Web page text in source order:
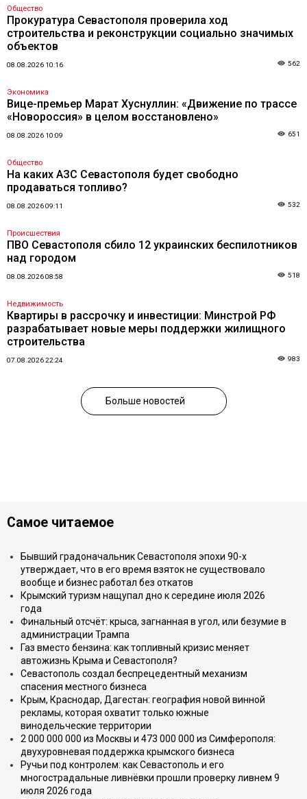
Общество
Прокуратура Севастополя проверила ход
строительства и реконструкции социально значимых
объектов
08.08.2026 10:16 562
Экономика
Вице-премьер Марат Хуснуллин: «Движение по трассе
«Новороссия» в целом восстановлено»
08.08.2026 10:09 651
Общество
На каких АЗС Севастополя будет свободно
продаваться топливо?
08.08.2026 09:11 532
Происшествия
ПВО Севастополя сбило 12 украинских беспилотников
над городом
08.08.2026 08:58 518
Недвижимость
Квартиры в рассрочку и инвестиции: Минстрой РФ
разрабатывает новые меры поддержки жилищного
строительства
07.08.2026 22:24 983
Больше новостей
Самое читаемое
Бывший градоначальник Севастополя эпохи 90-х
утверждает, что в его время взяток не существовало
вообще и бизнес работал без откатов
Крымский туризм нащупал дно к середине июля 2026
года
Финальный отсчёт: крыса, загнанная в угол, или безумие в
администрации Трампа
Газ вместо бензина: как топливный кризис меняет
автожизнь Крыма и Севастополя?
Севастополь создал беспрецедентный механизм
спасения местного бизнеса
Крым, Краснодар, Дагестан: география новой винной
рекламы, которая охватит только южные
винодельческие территории
2 000 000 000 из Москвы и 473 000 000 из Симферополя:
двухуровневая поддержка крымского бизнеса
Ручьи под контролем: как Севастополь и его
многострадальные ливнёвки прошли проверку ливнем 9
июля 2026 года